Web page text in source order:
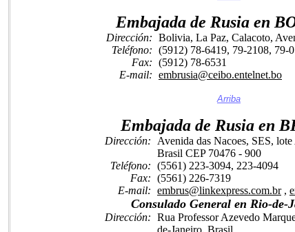
Embajada de Rusia en
Dirección:
Teléfono:
Fax:
E-mail:
Bolivia, La Paz, Calacoto,
(5912) 78-6419, 79-2108, 79-
(5912) 78-6531
embrusia@ceibo.entelnet.bo
Arriba
Embajada de Rusia en
Dirección:
Teléfono:
Fax:
E-mail:
Avenida das Nacoes, SES,
Brasil CEP 70476 - 900
(5561) 223-3094, 223-4094
(5561) 226-7319
embrus@linkexpress.com.br,
Consulado General en Rio-de-
Dirección: Rua Professor Azevedo
de-Janeiro, Brasil